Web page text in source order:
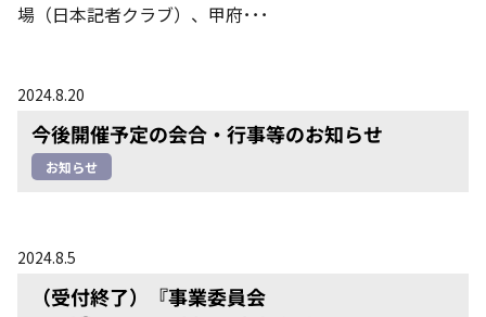
場（日本記者クラブ）、甲府･･･
2024.8.20
今後開催予定の会合・行事等のお知らせ
お知らせ
2024.8.5
（受付終了）『事業委員会